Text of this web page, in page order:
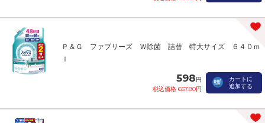
Ｐ＆Ｇ ファブリーズ Ｗ除菌 詰替 特大サイズ ６４０ｍ
ｌ
598円
税込価格 657.80円
カートに
追加する